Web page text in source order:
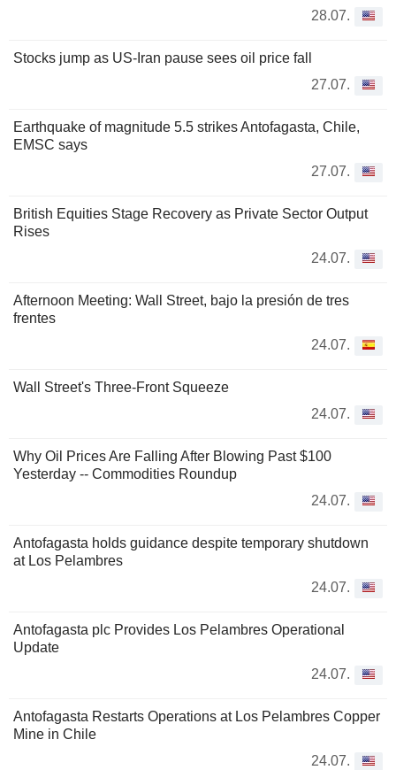
28.07.
Stocks jump as US-Iran pause sees oil price fall
27.07.
Earthquake of magnitude 5.5 strikes Antofagasta, Chile,
EMSC says
27.07.
British Equities Stage Recovery as Private Sector Output
Rises
24.07.
Afternoon Meeting: Wall Street, bajo la presión de tres
frentes
24.07.
Wall Street's Three-Front Squeeze
24.07.
Why Oil Prices Are Falling After Blowing Past $100
Yesterday -- Commodities Roundup
24.07.
Antofagasta holds guidance despite temporary shutdown
at Los Pelambres
24.07.
Antofagasta plc Provides Los Pelambres Operational
Update
24.07.
Antofagasta Restarts Operations at Los Pelambres Copper
Mine in Chile
24.07.